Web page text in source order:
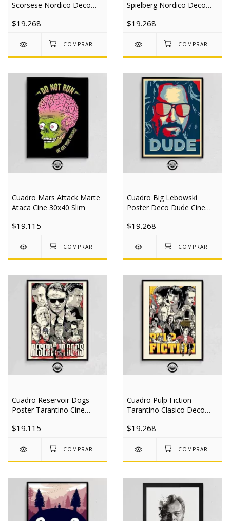
Scorsese Nordico Deco
$19.268
Spielberg Nordico Deco
$19.268
Cuadro Mars Attack Marte
Ataca Cine 30x40 Slim
$19.115
Cuadro Big Lebowski
Poster Deco Dude Cine
$19.268
Cuadro Reservoir Dogs
Poster Tarantino Cine
$19.115
Cuadro Pulp Fiction
Tarantino Clasico Deco
$19.268